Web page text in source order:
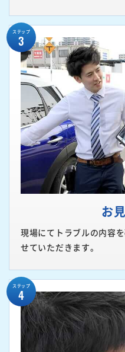
ステップ
3
お
現場にてトラブルの内容
せていただきます。
ステップ
4